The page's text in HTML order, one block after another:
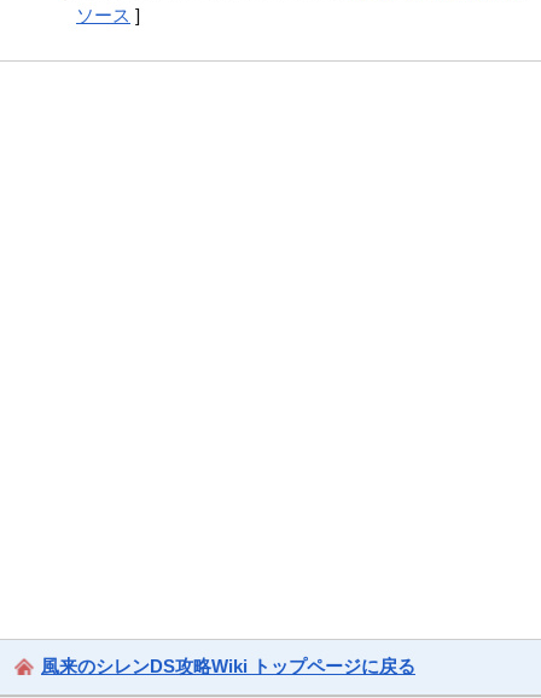
ソース ]
風来のシレンDS攻略Wiki トップページに戻る